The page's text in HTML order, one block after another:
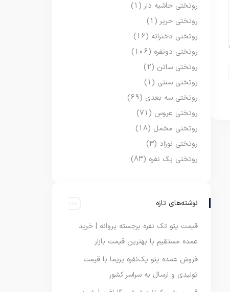
روتختی حاشیه دار (1)
روتختی حریر (1)
روتختی دخترانه (16)
روتختی دونفره (106)
روتختی ساتن (2)
روتختی سنتی (1)
روتختی سه بعدی (69)
روتختی عروس (71)
روتختی مخمل (18)
روتختی نوزاد (3)
روتختی یک نفره (83)
نوشته‌های تازه
قیمت پتو تک نفره برجسته پروانه | خرید
عمده مستقیم با بهترین قیمت بازار
فروش عمده پتو یک‌نفره پریما با قیمت
تولیدی و ارسال به سراسر کشور